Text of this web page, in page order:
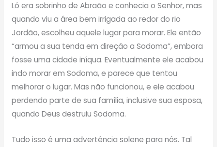
Ló era sobrinho de Abraão e conhecia o Senhor, mas
quando viu a área bem irrigada ao redor do rio
Jordão, escolheu aquele lugar para morar. Ele então
“armou a sua tenda em direção a Sodoma”, embora
fosse uma cidade iníqua. Eventualmente ele acabou
indo morar em Sodoma, e parece que tentou
melhorar o lugar. Mas não funcionou, e ele acabou
perdendo parte de sua família, inclusive sua esposa,
quando Deus destruiu Sodoma.
Tudo isso é uma advertência solene para nós. Tal